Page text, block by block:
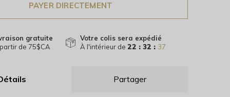
PAYER DIRECTEMENT
gratuite
de 75$CA
Votre colis sera expédié
À l'intérieur de 22 : 32 : 35
Partager